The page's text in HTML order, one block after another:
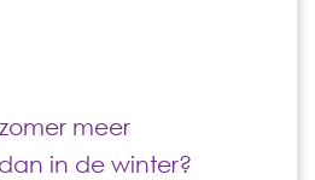
meer
in de winter?